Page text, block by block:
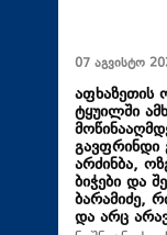
07 აგვისტო
აფხაზეთის
ტყუილში
გავფრინდი
არძინბა,
ბიჭები და
ბარამიძე,
და არც